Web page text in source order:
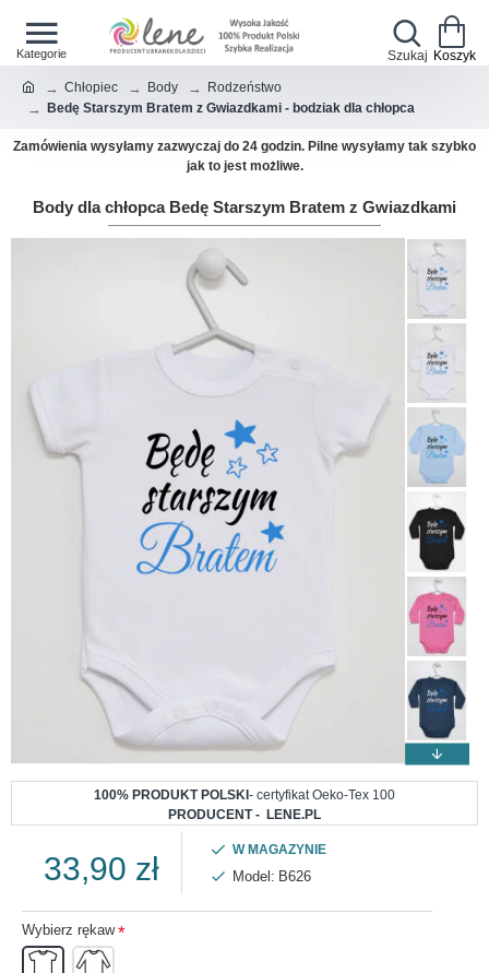
Chłopiec Body
Rodzeństwo
Bedę Starszym Bratem z Gwiazdkami - bodziak dla chłopca
Zamówienia wysyłamy zazwyczaj do 24 godzin. Pilne wysyłamy tak szybko
jak to jest możliwe.
Body dla chłopca Bedę Starszym Bratem z Gwiazdkami
100% PRODUKT POLSKI - certyfikat Oeko-Tex 100
PRODUCENT - LENE.PL
33,90 zł
W MAGAZYNIE
Model: B626
Wybierz rękaw